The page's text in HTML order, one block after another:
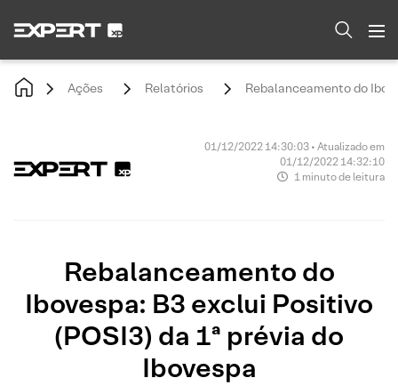
Ações Relatórios Rebalanceamento do
01/12/2022 14:30:03 • Atualizado em
01/12/2022 14:32:10
1 minuto de leitura
Rebalanceamento do
Ibovespa: B3 exclui Positivo
(POSI3) da 1ª prévia do
Ibovespa